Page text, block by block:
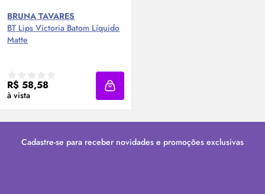
BRUNA TAVARES
BT Lips Victoria Batom Líquido
Matte
R$ 58,58
à vista Adicionar à sacola
Cadastre-se para receber novidades e promoções exclusivas